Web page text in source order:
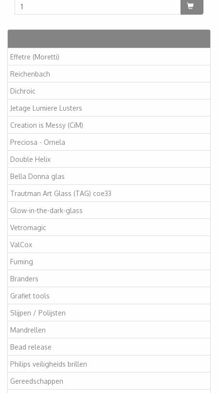
Effetre (Moretti)
Reichenbach
Dichroic
Jetage Lumiere Lusters
Creation is Messy (CiM)
Preciosa - Ornela
Double Helix
Bella Donna glas
Trautman Art Glass (TAG) coe33
Glow-in-the-dark-glass
Vetromagic
ValCox
Fuming
Branders
Grafiet tools
Slijpen / Polijsten
Mandrellen
Bead release
Philips veiligheids brillen
Gereedschappen